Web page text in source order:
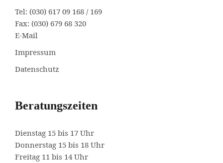
Tel: (030) 617 09 168 / 169
Fax: (030) 679 68 320
E-Mail
Impressum
Datenschutz
Beratungszeiten
Dienstag 15 bis 17 Uhr
Donnerstag 15 bis 18 Uhr
Freitag 11 bis 14 Uhr